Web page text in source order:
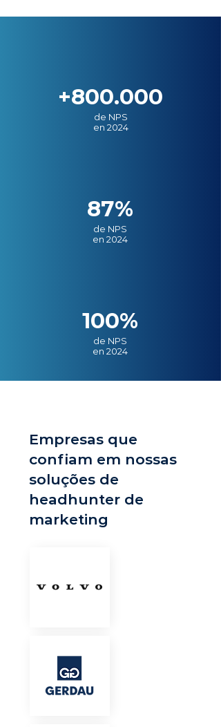
+800.000
de NPS
en 2024
87%
de NPS
en 2024
100%
de NPS
en 2024
Empresas que
confiam em nossas
soluções de
headhunter de
marketing